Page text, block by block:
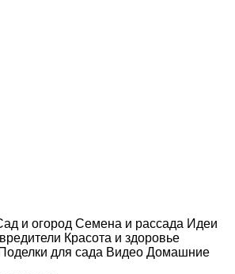
и огород Семена и рассада Идеи
Красота и здоровье
Поделки для сада Видео Домашние